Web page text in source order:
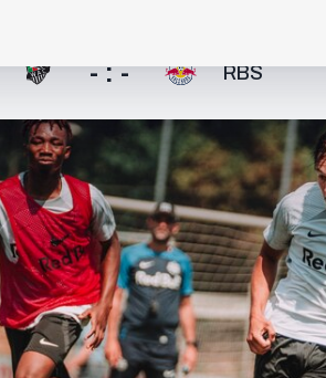
- : - RBS